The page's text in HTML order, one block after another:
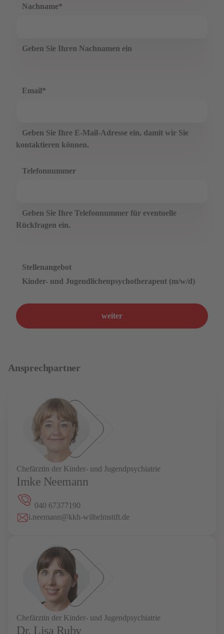
Nachname*
Geben Sie Ihren Nachnamen ein
Email*
Geben Sie Ihre E-Mail-Adresse ein, damit wir Sie
kontaktieren können.
Telefonnummer
Geben Sie Ihre Telefonnummer für eventuelle
Rückfragen ein.
Stellenangebot
Kinder- und Jugendlichenpsychotherapeut (m/w/d)
weiter
Ansprechpartner
Chefärztin der Kinder- und Jugendpsychiatrie
Imke Neemann
040 67377190
i.neemann@kkh-wilhelmstift.de
Chefärztin der Kinder- und Jugendpsychiatrie
Dr. Lisa Ruby